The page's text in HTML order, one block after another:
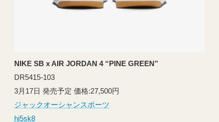
NIKE SB x AIR JORDAN 4 “PINE GREEN”
DR5415-103
3月17日 発売予定 価格:27,500円
ジャックオーシャンスポーツ
hi5sk8